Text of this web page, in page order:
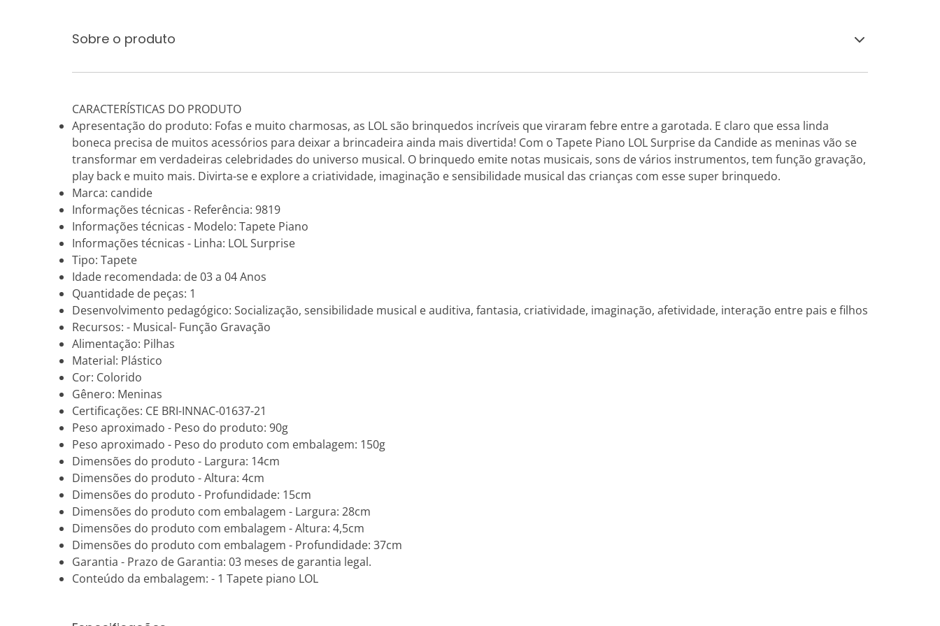
Sobre o produto
CARACTERÍSTICAS DO PRODUTO
Apresentação do produto: Fofas e muito charmosas, as LOL são brinquedos incríveis que viraram febre entre a garotada. E claro que essa linda
boneca precisa de muitos acessórios para deixar a brincadeira ainda mais divertida! Com o Tapete Piano LOL Surprise da Candide as meninas vão se
transformar em verdadeiras celebridades do universo musical. O brinquedo emite notas musicais, sons de vários instrumentos, tem função gravação,
play back e muito mais. Divirta-se e explore a criatividade, imaginação e sensibilidade musical das crianças com esse super brinquedo.
Marca: candide
Informações técnicas - Referência: 9819
Informações técnicas - Modelo: Tapete Piano
Informações técnicas - Linha: LOL Surprise
Tipo: Tapete
Idade recomendada: de 03 a 04 Anos
Quantidade de peças: 1
Desenvolvimento pedagógico: Socialização, sensibilidade musical e auditiva, fantasia, criatividade, imaginação, afetividade, interação entre pais e filhos
Recursos: - Musical- Função Gravação
Alimentação: Pilhas
Material: Plástico
Cor: Colorido
Gênero: Meninas
Certificações: CE BRI-INNAC-01637-21
Peso aproximado - Peso do produto: 90g
Peso aproximado - Peso do produto com embalagem: 150g
Dimensões do produto - Largura: 14cm
Dimensões do produto - Altura: 4cm
Dimensões do produto - Profundidade: 15cm
Dimensões do produto com embalagem - Largura: 28cm
Dimensões do produto com embalagem - Altura: 4,5cm
Dimensões do produto com embalagem - Profundidade: 37cm
Garantia - Prazo de Garantia: 03 meses de garantia legal.
Conteúdo da embalagem: - 1 Tapete piano LOL